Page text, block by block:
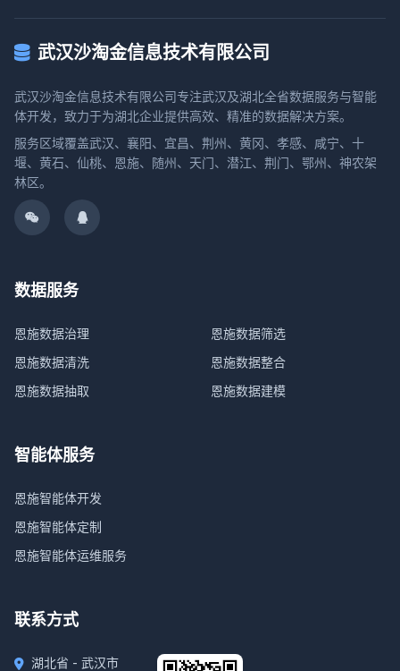
武汉沙淘金信息技术有限公司
武汉沙淘金信息技术有限公司专注武汉及湖北全省数据服务与智能
体开发，致力于为湖北企业提供高效、精准的数据解决方案。
服务区域覆盖武汉、襄阳、宜昌、荆州、黄冈、孝感、咸宁、十
堰、黄石、仙桃、恩施、随州、天门、潜江、荆门、鄂州、神农架
林区。
数据服务
恩施数据治理
恩施数据筛选
恩施数据清洗
恩施数据整合
恩施数据抽取
恩施数据建模
智能体服务
恩施智能体开发
恩施智能体定制
恩施智能体运维服务
联系方式
湖北省 - 武汉市